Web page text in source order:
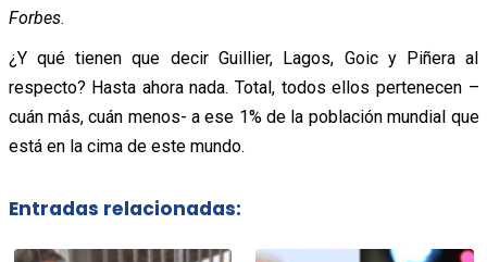
Forbes.
¿Y qué tienen que decir Guillier, Lagos, Goic y Piñera al
respecto? Hasta ahora nada. Total, todos ellos pertenecen –
cuán más, cuán menos- a ese 1% de la población mundial que
está en la cima de este mundo.
Entradas relacionadas: